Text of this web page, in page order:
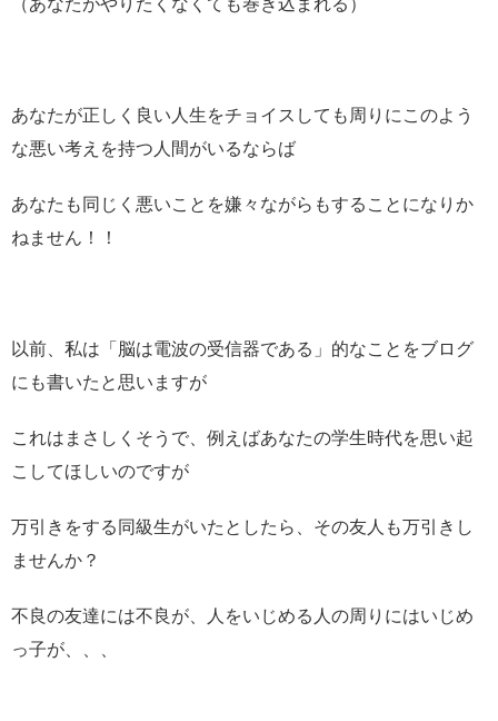
あなたが正しく良い人生をチョイスしても周りにこのよう
な悪い考えを持つ人間がいるならば
あなたも同じく悪いことを嫌々ながらもすることになりか
ねません！！
以前、私は「脳は電波の受信器である」的なことをブログ
にも書いたと思いますが
これはまさしくそうで、例えばあなたの学生時代を思い起
こしてほしいのですが
万引きをする同級生がいたとしたら、その友人も万引きし
ませんか？
不良の友達には不良が、人をいじめる人の周りにはいじめ
っ子が、、、